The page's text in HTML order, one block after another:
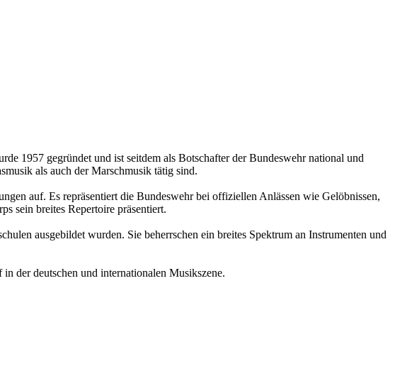
1957 gegründet und ist seitdem als Botschafter der Bundeswehr national und
als auch der Marschmusik tätig sind.
auf. Es repräsentiert die Bundeswehr bei offiziellen Anlässen wie Gelöbnissen,
sein breites Repertoire präsentiert.
ausgebildet wurden. Sie beherrschen ein breites Spektrum an Instrumenten und
der deutschen und internationalen Musikszene.